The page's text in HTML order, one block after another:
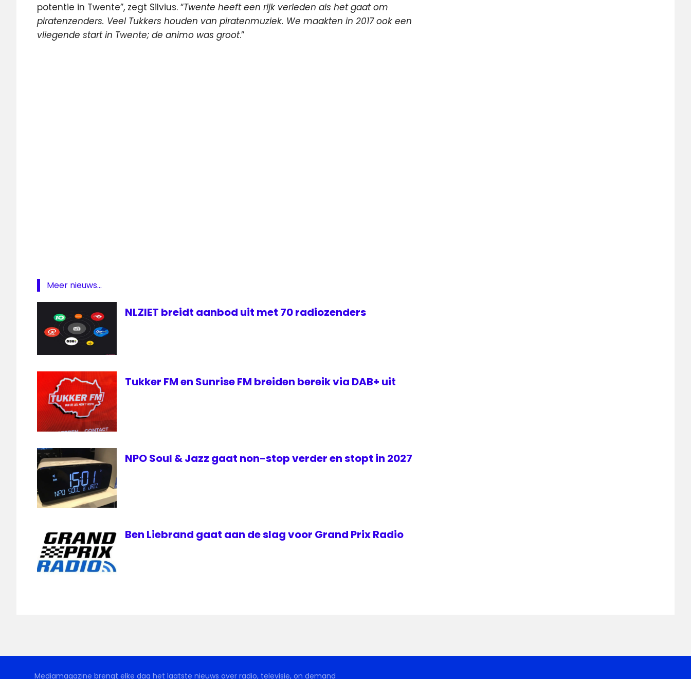
potentie in Twente”, zegt Silvius. “Twente heeft een rijk verleden als het gaat om
piratenzenders. Veel Tukkers houden van piratenmuziek. We maakten in 2017 ook een
vliegende start in Twente; de animo was groot.”
Meer nieuws...
NLZIET breidt aanbod uit met 70 radiozenders
Tukker FM en Sunrise FM breiden bereik via DAB+ uit
NPO Soul & Jazz gaat non-stop verder en stopt in 2027
Ben Liebrand gaat aan de slag voor Grand Prix Radio
Mediamagazine brengt elke dag het laatste nieuws over radio, televisie, on demand